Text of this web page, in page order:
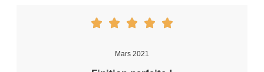
Mars 2021